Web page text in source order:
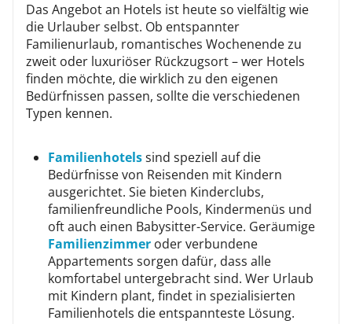
Das Angebot an Hotels ist heute so vielfältig wie
die Urlauber selbst. Ob entspannter
Familienurlaub, romantisches Wochenende zu
zweit oder luxuriöser Rückzugsort – wer Hotels
finden möchte, die wirklich zu den eigenen
Bedürfnissen passen, sollte die verschiedenen
Typen kennen.
Familienhotelssind speziell auf die
Bedürfnisse von Reisenden mit Kindern
ausgerichtet. Sie bieten Kinderclubs,
familienfreundliche Pools, Kindermenüs und
oft auch einen Babysitter-Service. Geräumige
Familienzimmer oder verbundene
Appartements sorgen dafür, dass alle
komfortabel untergebracht sind. Wer Urlaub
mit Kindern plant, findet in spezialisierten
Familienhotels die entspannteste Lösung.